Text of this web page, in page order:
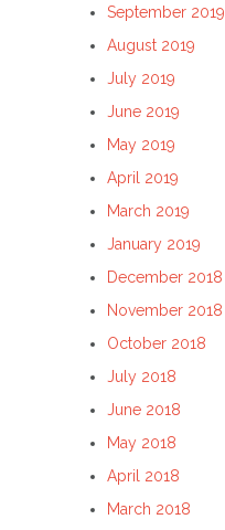
September 2019
August 2019
July 2019
June 2019
May 2019
April 2019
March 2019
January 2019
December 2018
November 2018
October 2018
July 2018
June 2018
May 2018
April 2018
March 2018